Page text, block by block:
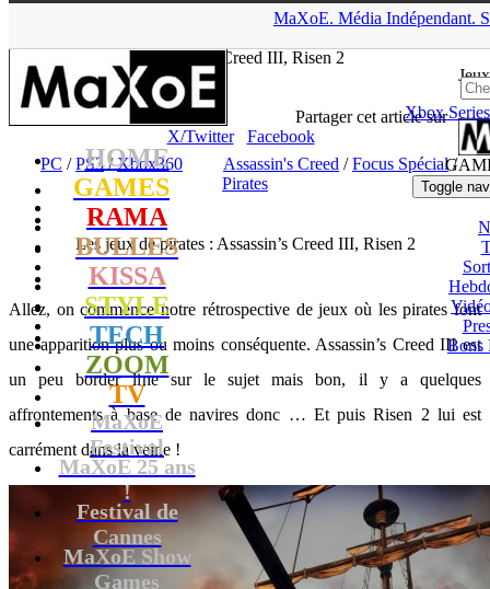
MaXoE. Média Indépendant.
HOME
GAMES
RAMA
BULLES
KISSA
STYLE
TECH
ZOOM
TV
MaXoE
Festival
MaXoE 25 ans
!
Festival de
Cannes
MaXoE Show
Games
Jeux
Xbox
Toggle
Bons
Assassin’s Creed III, Risen 2
Partager cet article sur
X/Twitter
Facebook
PC /PS3/Xbox360 Assassin's Creed /Focus Spécial/
Pirates
Les jeux de pirates : Assassin’s Creed III, Risen 2
Allez, on commence notre rétrospective de jeux où les pirates font
une apparition plus ou moins conséquente. Assassin’s Creed III est
un peu border line sur le sujet mais bon, il y a quelques
affrontements à base de navires donc … Et puis Risen 2 lui est
carrément dans la veine !